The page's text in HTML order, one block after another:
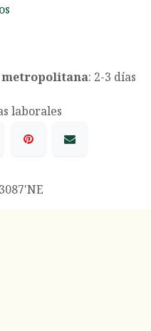
metropolitana: 2-3 días
laborales